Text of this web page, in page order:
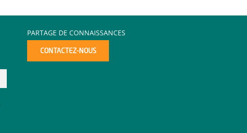
PARTAGE DE CONNAISSANCES
CONTACTEZ-NOUS